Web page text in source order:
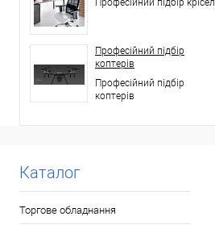
Професійний підбір крісел
Професійний підбір
коптерів
Професійний підбір
коптерів
Каталог
Торгове обладнання